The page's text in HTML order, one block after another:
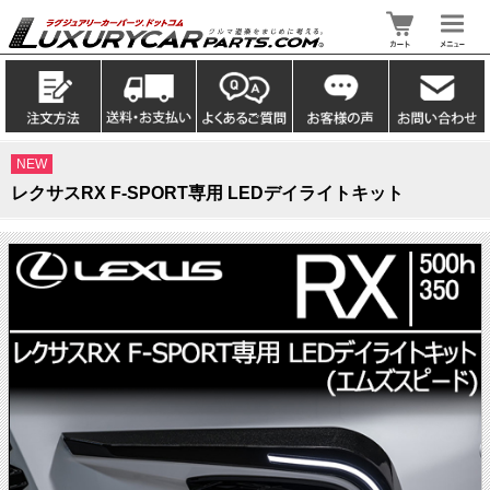
NEW
レクサスRX F-SPORT専用 LEDデイライトキット